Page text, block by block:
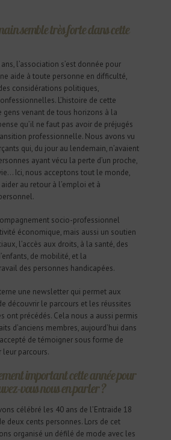
semble très forte dans cette
l’association s’est donnée pour
aide à toute personne en difficulté,
considérations politiques,
L’histoire de cette
gens venant de tous horizons à la
qu’il ne faut pas avoir de préjugés
professionnelle. Nous avons vu
qui, du jour au lendemain, n’avaient
ayant vécu la perte d’un proche,
Ici, nous acceptons tout le monde,
au retour à l’emploi et à
socio-professionnel
économique, mais aussi un soutien
l’accès aux droits, à la santé, des
de mobilité, et la
des personnes handicapées.
une newsletter qui permet aux
découvrir le parcours et les réussites
ont précédés. Cela nous a aussi permis
d’anciens membres, aujourd’hui dans
de témoigner sous forme de
leur parcours.
important cette année pour
vous nous en parler ?
célébré les 40 ans de l’Entraide 18
deux cents personnes. Lors de cet
organisé un défilé de mode avec les